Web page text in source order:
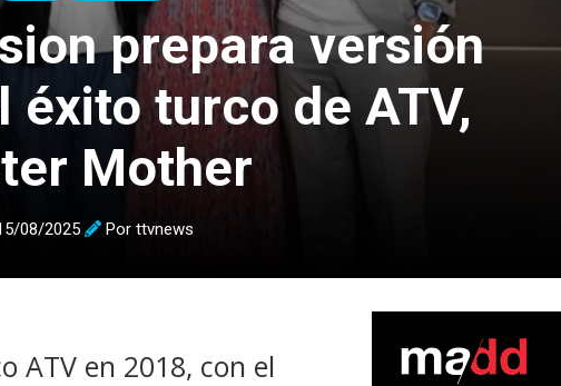
prepara versión
éxito turco de ATV,
Mother
08/2025 Por ttvnews
ATV en 2018, con el